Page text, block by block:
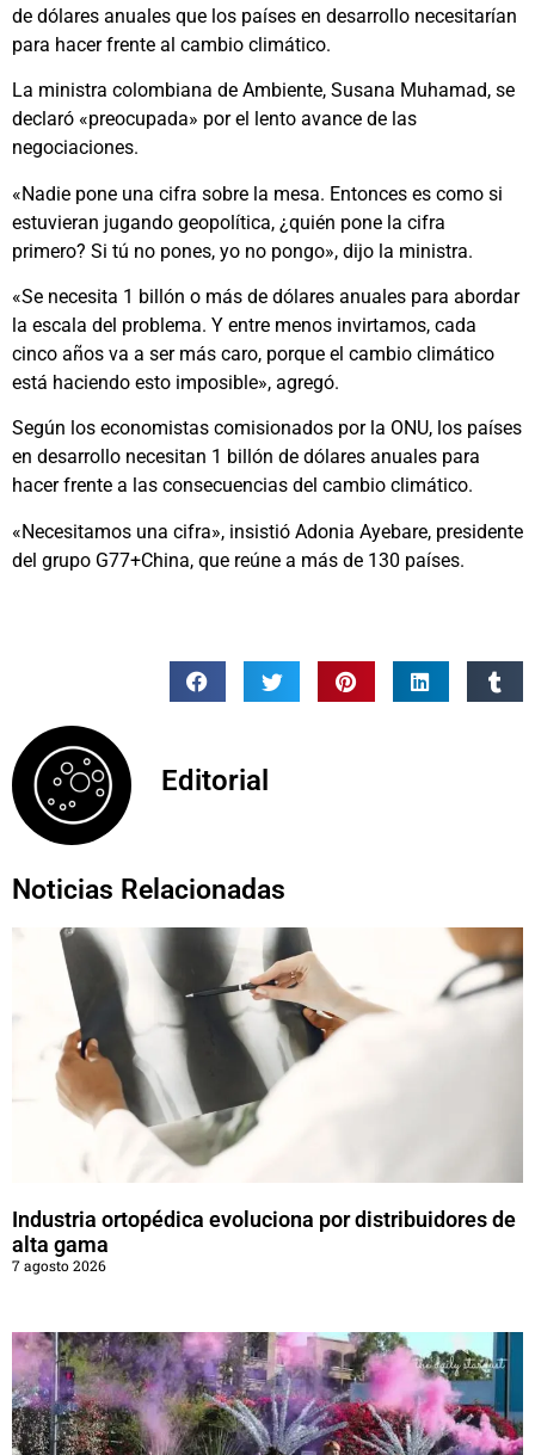
de dólares anuales que los países en desarrollo necesitarían
para hacer frente al cambio climático.
La ministra colombiana de Ambiente, Susana Muhamad, se
declaró «preocupada» por el lento avance de las
negociaciones.
«Nadie pone una cifra sobre la mesa. Entonces es como si
estuvieran jugando geopolítica, ¿quién pone la cifra
primero? Si tú no pones, yo no pongo», dijo la ministra.
«Se necesita 1 billón o más de dólares anuales para abordar
la escala del problema. Y entre menos invirtamos, cada
cinco años va a ser más caro, porque el cambio climático
está haciendo esto imposible», agregó.
Según los economistas comisionados por la ONU, los países
en desarrollo necesitan 1 billón de dólares anuales para
hacer frente a las consecuencias del cambio climático.
«Necesitamos una cifra», insistió Adonia Ayebare, presidente
del grupo G77+China, que reúne a más de 130 países.
Editorial
Noticias Relacionadas
Industria ortopédica evoluciona por distribuidores de
alta gama
7 agosto 2026